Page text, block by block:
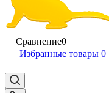
Сравнение0
Избранные товары 0